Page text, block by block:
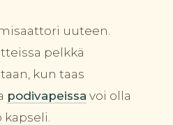
uuteen.
pelkkä
kun taas
podivapeissa voi olla